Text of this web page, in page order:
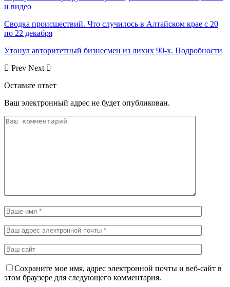
и видео
Сводка происшествий. Что случилось в Алтайском крае с 20
по 22 декабря
Утонул авторитетный бизнесмен из лихих 90-х. Подробности
Prev Next
Оставьте ответ
Ваш электронный адрес не будет опубликован.
Сохраните мое имя, адрес электронной почты и веб-сайт в
этом браузере для следующего комментария.